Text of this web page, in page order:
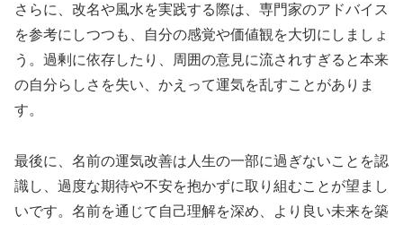
さらに、改名や風水を実践する際は、専門家のアドバイス
を参考にしつつも、自分の感覚や価値観を大切にしましょ
う。過剰に依存したり、周囲の意見に流されすぎると本来
の自分らしさを失い、かえって運気を乱すことがありま
す。
最後に、名前の運気改善は人生の一部に過ぎないことを認
識し、過度な期待や不安を抱かずに取り組むことが望まし
いです。名前を通じて自己理解を深め、より良い未来を築